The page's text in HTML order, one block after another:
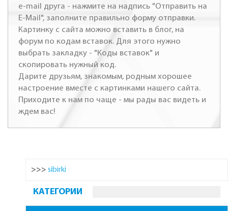
e-mail друга - нажмите на надпись "Отправить на
E-Mail", заполните правильно форму отправки.
Картинку с сайта можно вставить в блог, на
форум по кодам вставок. Для этого нужно
выбрать закладку - "Коды вставок" и
скопировать нужный код.
Дарите друзьям, знакомым, родным хорошее
настроение вместе с картинками нашего сайта.
Приходите к нам по чаще - мы рады вас видеть и
ждем вас!
>>> sibirki
КАТЕГОРИИ